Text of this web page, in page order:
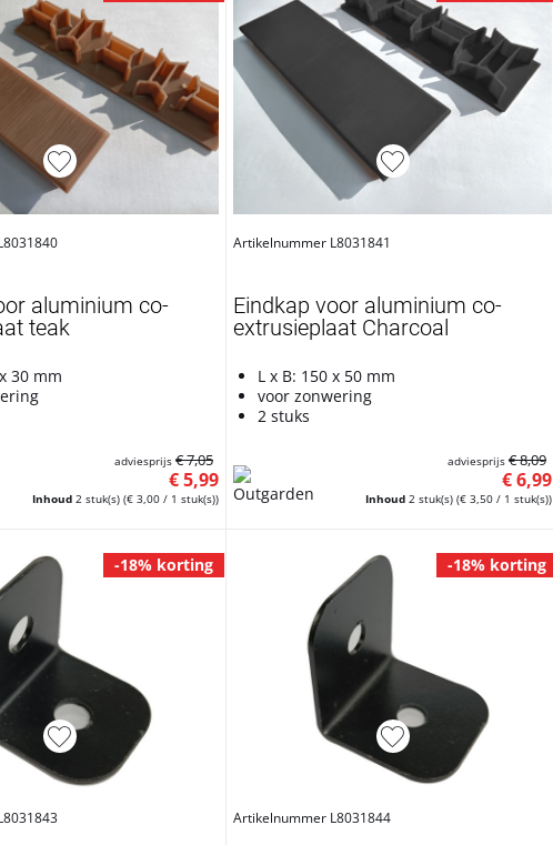
aluminium co-
teak
30 mm
Inhoud 2 stuk(s) (€ 3,00 / 1 stuk(s))
€ 5,99
adviesprijs € 7,05
Artikelnummer L8031841
Eindkap voor aluminium co-
extrusieplaat Charcoal
L x B: 150 x 50 mm
voor zonwering
2 stuks
Inhoud 2 stuk(s) (€ 3,50 / 1 stuk(s))
€ 6,99
adviesprijs € 8,09
-18% korting -18% korting
Artikelnummer L8031844